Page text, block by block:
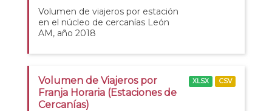
Volumen de viajeros por estación
en el núcleo de cercanías León
AM, año 2018
Volumen de Viajeros por
Franja Horaria (Estaciones de
Cercanías)
XLSX CSV